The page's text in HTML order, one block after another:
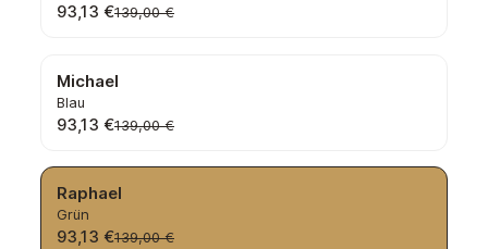
93,13 €139,00 €
Michael
Blau
93,13 €139,00 €
Raphael
Grün
93,13 €139,00 €